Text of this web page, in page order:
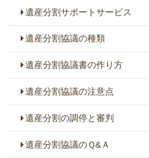
遺産分割サポートサービス
遺産分割協議の種類
遺産分割協議書の作り方
遺産分割協議の注意点
遺産分割の調停と審判
遺産分割協議のＱ&Ａ